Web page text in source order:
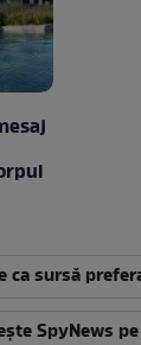
ca sursă
SpyNews